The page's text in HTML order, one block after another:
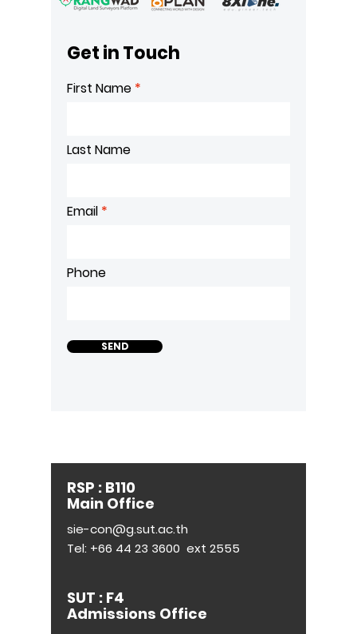
Get in Touch
First Name
Last Name
Email
Phone
SEND
RSP : B110
Main Office
sie-con@g.sut.ac.th
Tel: +66 44 23 3600 ext 2555
SUT : F4
Admissions Office